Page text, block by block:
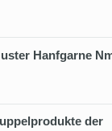
Hanfgarne
der